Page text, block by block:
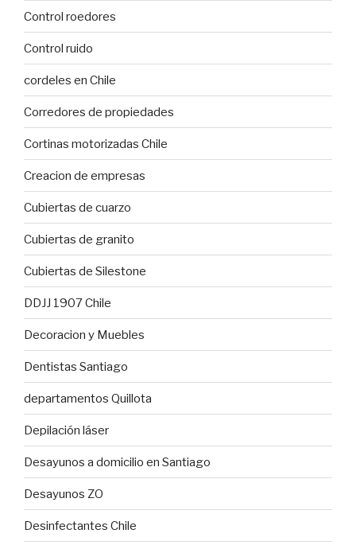
Control roedores
Control ruido
cordeles en Chile
Corredores de propiedades
Cortinas motorizadas Chile
Creacion de empresas
Cubiertas de cuarzo
Cubiertas de granito
Cubiertas de Silestone
DDJJ 1907 Chile
Decoracion y Muebles
Dentistas Santiago
departamentos Quillota
Depilación láser
Desayunos a domicilio en Santiago
Desayunos ZO
Desinfectantes Chile